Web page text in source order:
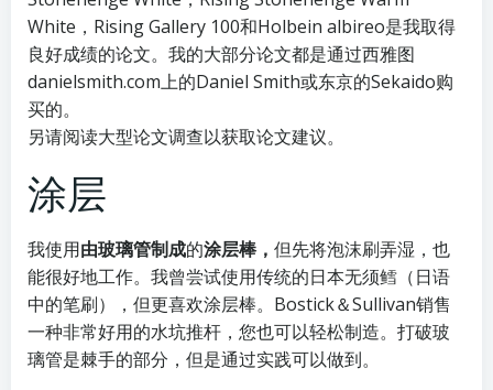
White，Rising Gallery 100和Holbein albireo是我取得
良好成绩的论文。我的大部分论文都是通过西雅图
danielsmith.com上的Daniel Smith或东京的Sekaido购
买的。
另请阅读大型论文调查以获取论文建议。
涂层
我使用由玻璃管制成的涂层棒， 但先将泡沫刷弄湿，也
能很好地工作。我曾尝试使用传统的日本无须鳕（日语
中的笔刷），但更喜欢涂层棒。 Bostick＆Sullivan销售
一种非常好用的水坑推杆，您也可以轻松制造。打破玻
璃管是棘手的部分，但是通过实践可以做到。